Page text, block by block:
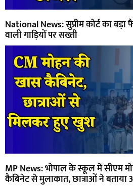
National News: सुप्रीम कोर्ट का बड़ा
वाली गाड़ियों पर सख्ती
MP News: भोपाल के स्कूल में सीएम
कैबिनेट से मुलाकात, छात्राओं ने बताया